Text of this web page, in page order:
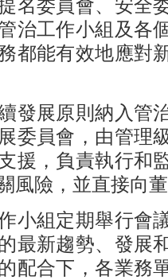
名委員會、安全
治工作小組及各
都能有效地應對
發展原則納入管
委員會，由管理
援，負責執行和
風險，並直接向董
小組定期舉行會
最新趨勢、發展
配合下，各業務